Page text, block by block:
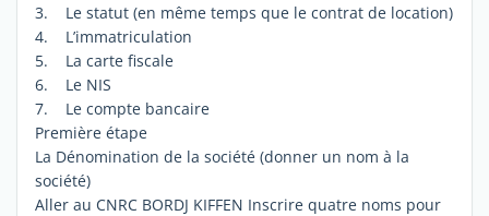
3. Le statut (en même temps que le contrat de location)
4. L’immatriculation
5. La carte fiscale
6. Le NIS
7. Le compte bancaire
Première étape
La Dénomination de la société (donner un nom à la
société)
Aller au CNRC BORDJ KIFFEN Inscrire quatre noms pour